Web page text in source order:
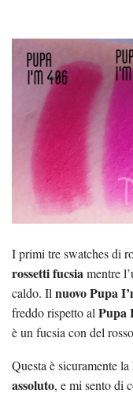
I primi tre swatches di
rossetti fucsiamentre
caldo. Ilnuovo Pupa
freddo rispetto alPupa
è un fucsia con del
Questa è sicuramente la
assoluto, e mi sento di